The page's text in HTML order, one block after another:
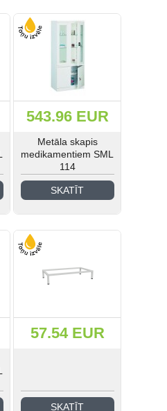
543.96 EUR
Metāla skapis
medikamentiem SML
114
SKATĪT
57.54 EUR
SKATĪT